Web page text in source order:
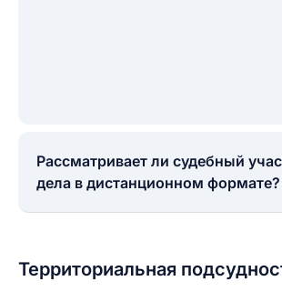
Рассматривает ли судебный
дела в дистанционном формате?
Территориальная